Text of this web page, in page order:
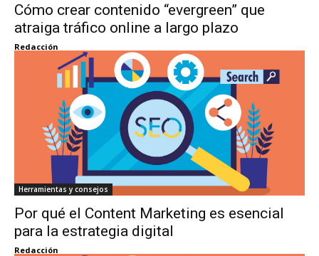
Cómo crear contenido “evergreen” que
atraiga tráfico online a largo plazo
Redacción
Herramientas y consejos
Por qué el Content Marketing es esencial
para la estrategia digital
Redacción